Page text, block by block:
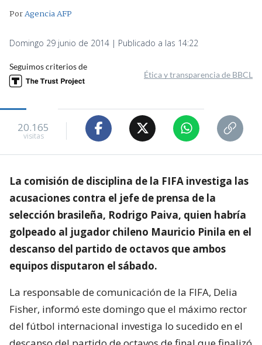
PorAgencia AFP
Domingo 29 junio de 2014 | Publicado a las 14:22
Seguimos criterios de
Ética y transparencia de BBCL
20.165
visitas
La comisión de disciplina de la FIFA investiga las
acusaciones contra el jefe de prensa de la
selección brasileña, Rodrigo Paiva, quien habría
golpeado al jugador chileno Mauricio Pinila en el
descanso del partido de octavos que ambos
equipos disputaron el sábado.
La responsable de comunicación de la FIFA, Delia
Fisher, informó este domingo que el máximo rector
del fútbol internacional investiga lo sucedido en el